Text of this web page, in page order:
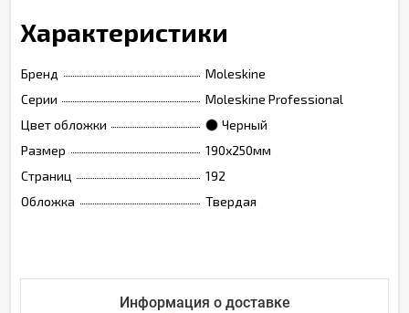
Характеристики
Бренд
Moleskine
Серии
Moleskine Professional
Цвет обложки
Черный
Размер
190х250мм
Страниц
192
Обложка
Твердая
Информация о доставке